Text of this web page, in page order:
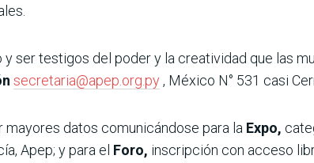
ser testigos del poder y la creatividad que las
secretaria@apep.org.py, México N° 531 casi
datos comunicándose para la Expo,
Apep; y para el Foro, inscripción con acceso